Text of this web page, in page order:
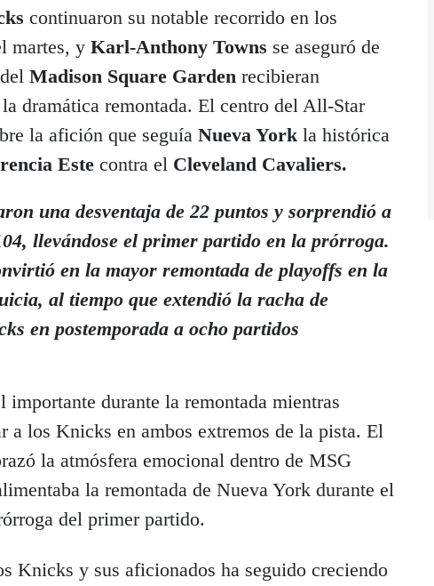
continuaron su notable recorrido en los
martes, y Karl-Anthony Towns se aseguró de
Madison Square Garden recibieran
dramática remontada. El centro del All-Star
la afición que seguía Nueva York la histórica
Este contra el Cleveland Cavaliers.
una desventaja de 22 puntos y sorprendió a
llevándose el primer partido en la prórroga.
en la mayor remontada de playoffs en la
al tiempo que extendió la racha de
en postemporada a ocho partidos
importante durante la remontada mientras
a los Knicks en ambos extremos de la pista. El
la atmósfera emocional dentro de MSG
la remontada de Nueva York durante el
del primer partido.
Knicks y sus aficionados ha seguido creciendo